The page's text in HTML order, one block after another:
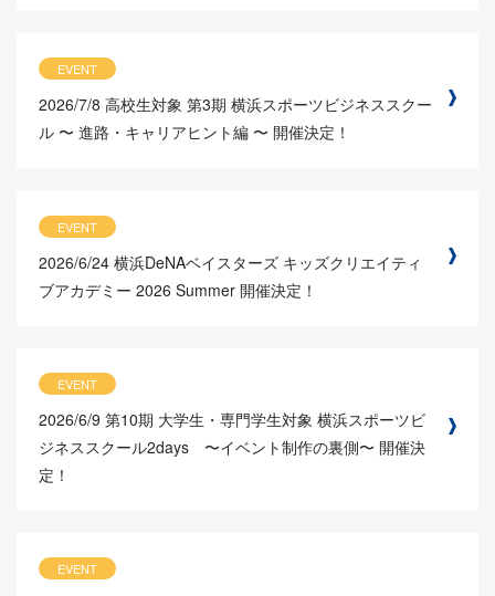
EVENT
2026/7/8 高校生対象 第3期 横浜スポーツビジネススクー
ル 〜 進路・キャリアヒント編 〜 開催決定！
EVENT
2026/6/24 横浜DeNAベイスターズ キッズクリエイティ
ブアカデミー 2026 Summer 開催決定！
EVENT
2026/6/9 第10期 大学生・専門学生対象 横浜スポーツビ
ジネススクール2days 〜イベント制作の裏側〜 開催決
定！
EVENT